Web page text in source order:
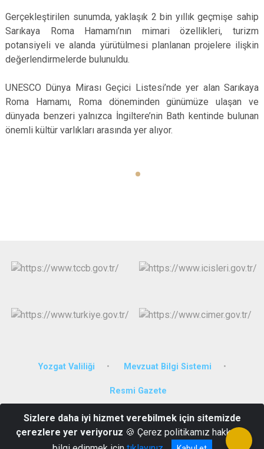
Gerçekleştirilen sunumda, yaklaşık 2 bin yıllık geçmişe sahip
Sarıkaya Roma Hamamı’nın mimari özellikleri, turizm
potansiyeli ve alanda yürütülmesi planlanan projelere ilişkin
değerlendirmelerde bulunuldu.
UNESCO Dünya Mirası Geçici Listesi’nde yer alan Sarıkaya
Roma Hamamı, Roma döneminden günümüze ulaşan ve
dünyada benzeri yalnızca İngiltere’nin Bath kentinde bulunan
önemli kültür varlıkları arasında yer alıyor.
Yozgat Valiliği Mevzuat Bilgi Sistemi
Resmi Gazete
Bahçelievler Mahallesi, 263 Nolu Sokak No:5/2 Sarıkaya YOZGAT
0 354 772 1006
Sizlere daha iyi hizmet verebilmek için sitemizde
çerezlere yer veriyoruz 🍪 Çerez politikamız hakkında